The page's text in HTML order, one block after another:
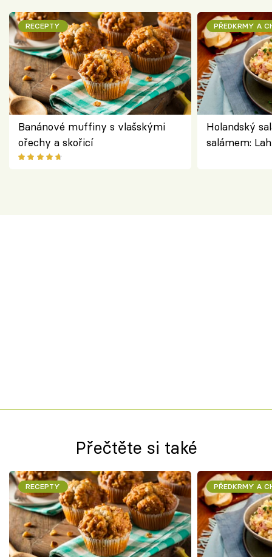
RECEPTY
Banánové muffiny s vlašskými
ořechy a skořicí
PŘEDKRMY A
Holandský
salámem:
Přečtěte si také
RECEPTY PŘEDKRMY A